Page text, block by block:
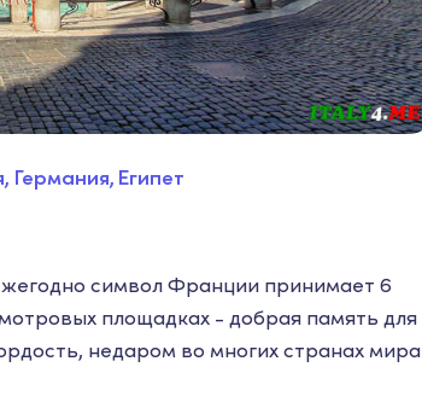
Египет
символ Франции принимает 6
площадках - добрая память для
недаром во многих странах мира